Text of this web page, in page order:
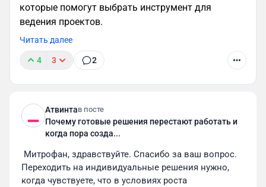
Основное преимущество в очевидности —
аудитория видит оживленный продукт и сразу
понимает, к какому бренду он относится. Более
сложный нюанс здесь — в создании характера
персонажа. Каким будет лицо вашей продукции:
которые помогут выбрать инструмент для
ведения проектов.
Читать далее
4 3 2
Атвинтав посте
Почему готовые решения перестают работать и
когда пора созда...
Митрофан, здравствуйте. Спасибо за ваш вопрос.
Переходить на индивидуальные решения нужно,
когда чувствуете, что в условиях роста